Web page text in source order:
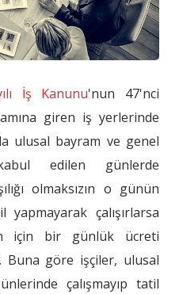
İş Kanunu'nun 47'nci
giren iş yerlerinde
ulusal bayram ve genel
edilen günlerde
olmaksızın o günün
çalışırlarsa
için bir günlük ücreti
Buna göre işçiler, ulusal
çalışmayıp tatil